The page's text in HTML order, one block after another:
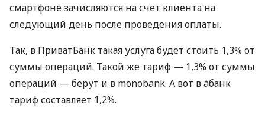
смартфоне зачисляются на счет клиента на
следующий день после проведения оплаты.
Так, в ПриватБанк такая услуга будет стоить 1,3% от
суммы операций. Такой же тариф — 1,3% от суммы
операций — берут и в monobank. А вот в àбанк
тариф составляет 1,2%.